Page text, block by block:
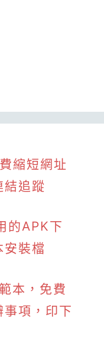
縮短網址
結追蹤
的APK下
安裝檔
本，免費
項，印下